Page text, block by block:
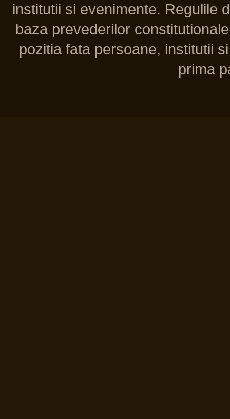
institutii si evenimente. Regulile
baza prevederilor
pozitia fata persoane, institutii
prima